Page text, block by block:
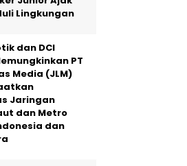
Lingkungan
dan DCI
PT
Media (JLM)
Jaringan
dan Metro
dan